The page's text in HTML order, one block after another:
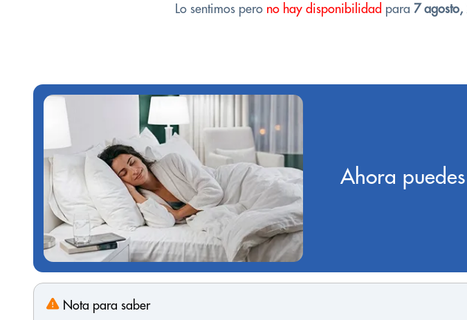
Lo sentimos pero no hay disponibilidad para 7 agosto,
Ahora
Nota para saber